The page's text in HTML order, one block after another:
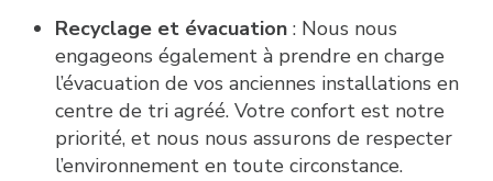
Recyclage et évacuation : Nous nous
engageons également à prendre en charge
l’évacuation de vos anciennes installations en
centre de tri agréé. Votre confort est notre
priorité, et nous nous assurons de respecter
l’environnement en toute circonstance.